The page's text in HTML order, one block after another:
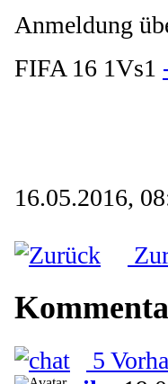
Anmeldung
FIFA 16 1Vs1
16.05.2016,
5